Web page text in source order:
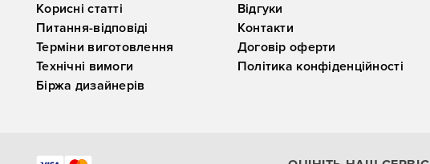
Корисні статті
Питання-відповіді
Терміни виготовлення
Технічні вимоги
Біржа дизайнерів
Відгуки
Контакти
Договір оферти
Політика конфіденційності